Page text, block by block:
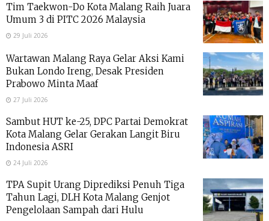
Tim Taekwon-Do Kota Malang Raih Juara
Umum 3 di PITC 2026 Malaysia
29 Juli 2026
Wartawan Malang Raya Gelar Aksi Kami
Bukan Londo Ireng, Desak Presiden
Prabowo Minta Maaf
27 Juli 2026
Sambut HUT ke-25, DPC Partai Demokrat
Kota Malang Gelar Gerakan Langit Biru
Indonesia ASRI
24 Juli 2026
TPA Supit Urang Diprediksi Penuh Tiga
Tahun Lagi, DLH Kota Malang Genjot
Pengelolaan Sampah dari Hulu